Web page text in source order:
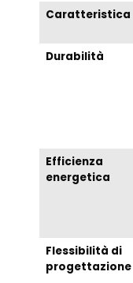
Caratteristica
Durabilità
Efficienza
energetica
Flessibilità di
progettazione